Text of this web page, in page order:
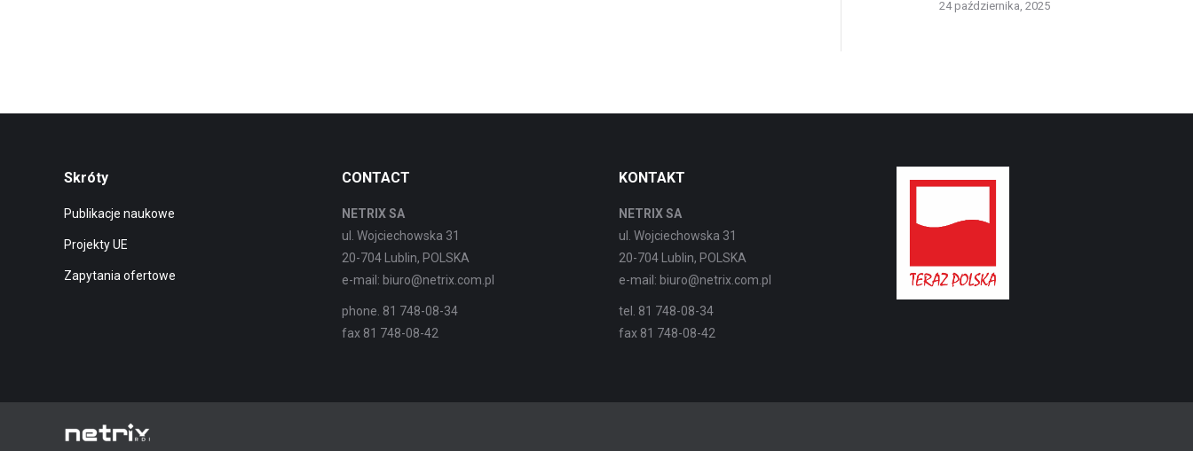
24 października, 2025
Skróty
Publikacje naukowe
Projekty UE
Zapytania ofertowe
CONTACT
NETRIX SA
ul. Wojciechowska 31
20-704 Lublin, POLSKA
e-mail: biuro@netrix.com.pl
phone. 81 748-08-34
fax 81 748-08-42
KONTAKT
NETRIX SA
ul. Wojciechowska 31
20-704 Lublin, POLSKA
e-mail: biuro@netrix.com.pl
tel. 81 748-08-34
fax 81 748-08-42